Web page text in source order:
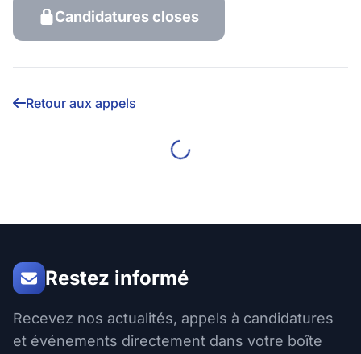
Candidatures closes
Retour aux appels
Restez informé
Recevez nos actualités, appels à candidatures
et événements directement dans votre boîte